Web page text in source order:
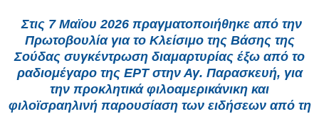
Στις 7 Μαϊου 2026 πραγματοποιήθηκε από την
Πρωτοβουλία για το Κλείσιμο της Βάσης της
Σούδας συγκέντρωση διαμαρτυρίας έξω από το
ραδιομέγαρο της ΕΡΤ στην Αγ. Παρασκευή, για
την προκλητικά φιλοαμερικάνικη και
φιλοϊσραηλινή παρουσίαση των ειδήσεων από τη